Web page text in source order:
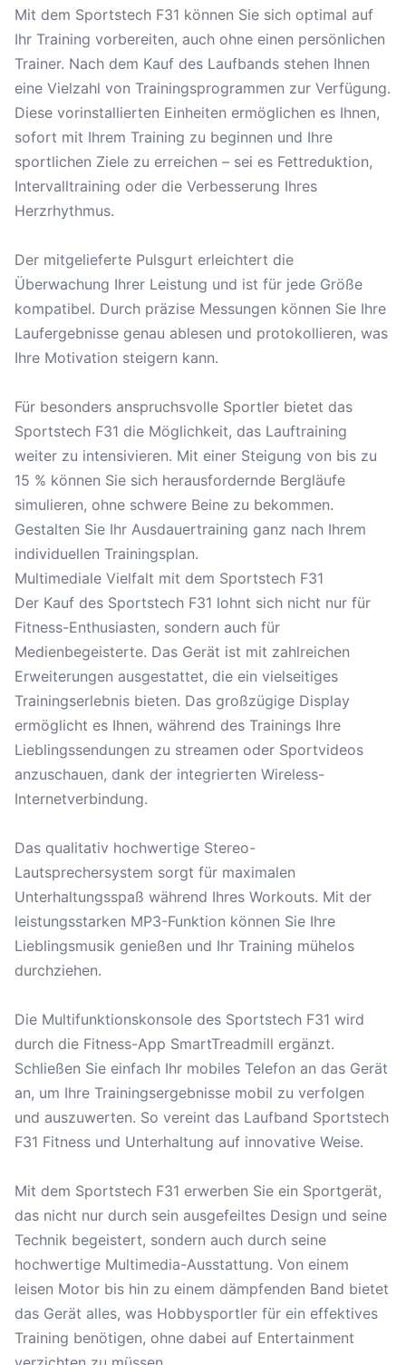
Mit dem Sportstech F31 können Sie sich optimal auf
Ihr Training vorbereiten, auch ohne einen persönlichen
Trainer. Nach dem Kauf des Laufbands stehen Ihnen
eine Vielzahl von Trainingsprogrammen zur Verfügung.
Diese vorinstallierten Einheiten ermöglichen es Ihnen,
sofort mit Ihrem Training zu beginnen und Ihre
sportlichen Ziele zu erreichen – sei es Fettreduktion,
Intervalltraining oder die Verbesserung Ihres
Herzrhythmus.
Der mitgelieferte Pulsgurt erleichtert die
Überwachung Ihrer Leistung und ist für jede Größe
kompatibel. Durch präzise Messungen können Sie Ihre
Laufergebnisse genau ablesen und protokollieren, was
Ihre Motivation steigern kann.
Für besonders anspruchsvolle Sportler bietet das
Sportstech F31 die Möglichkeit, das Lauftraining
weiter zu intensivieren. Mit einer Steigung von bis zu
15 % können Sie sich herausfordernde Bergläufe
simulieren, ohne schwere Beine zu bekommen.
Gestalten Sie Ihr Ausdauertraining ganz nach Ihrem
individuellen Trainingsplan.
Multimediale Vielfalt mit dem Sportstech F31
Der Kauf des Sportstech F31 lohnt sich nicht nur für
Fitness-Enthusiasten, sondern auch für
Medienbegeisterte. Das Gerät ist mit zahlreichen
Erweiterungen ausgestattet, die ein vielseitiges
Trainingserlebnis bieten. Das großzügige Display
ermöglicht es Ihnen, während des Trainings Ihre
Lieblingssendungen zu streamen oder Sportvideos
anzuschauen, dank der integrierten Wireless-
Internetverbindung.
Das qualitativ hochwertige Stereo-
Lautsprechersystem sorgt für maximalen
Unterhaltungsspaß während Ihres Workouts. Mit der
leistungsstarken MP3-Funktion können Sie Ihre
Lieblingsmusik genießen und Ihr Training mühelos
durchziehen.
Die Multifunktionskonsole des Sportstech F31 wird
durch die Fitness-App SmartTreadmill ergänzt.
Schließen Sie einfach Ihr mobiles Telefon an das Gerät
an, um Ihre Trainingsergebnisse mobil zu verfolgen
und auszuwerten. So vereint das Laufband Sportstech
F31 Fitness und Unterhaltung auf innovative Weise.
Mit dem Sportstech F31 erwerben Sie ein Sportgerät,
das nicht nur durch sein ausgefeiltes Design und seine
Technik begeistert, sondern auch durch seine
hochwertige Multimedia-Ausstattung. Von einem
leisen Motor bis hin zu einem dämpfenden Band bietet
das Gerät alles, was Hobbysportler für ein effektives
Training benötigen, ohne dabei auf Entertainment